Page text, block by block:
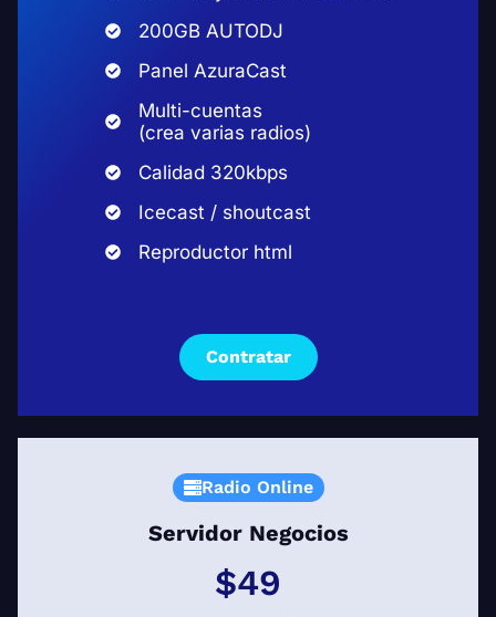
200GB AUTODJ
Panel AzuraCast
Multi-cuentas
(crea varias radios)
Calidad 320kbps
Icecast / shoutcast
Reproductor html
Contratar
Radio Online
Servidor Negocios
$49